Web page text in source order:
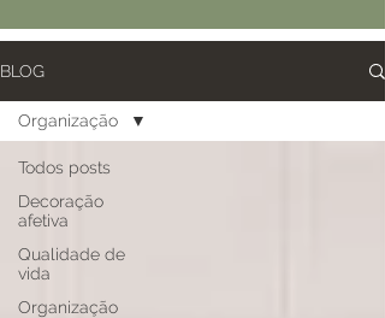
BLOG
Todos posts
Decoração
afetiva
Qualidade de
vida
Organização
Organização